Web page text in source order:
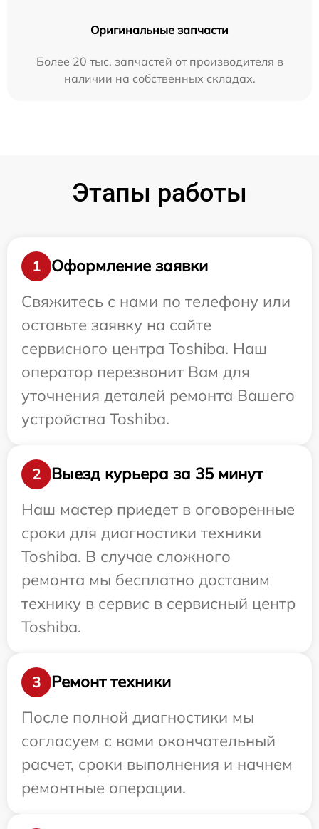
Оригинальные запчасти
Более 20 тыс. запчастей от производителя в
наличии на собственных складах.
Этапы работы
1
Оформление заявки
Свяжитесь с нами по телефону или
оставьте заявку на сайте
сервисного центра Toshiba. Наш
оператор перезвонит Вам для
уточнения деталей ремонта Вашего
устройства Toshiba.
2
Выезд курьера за 35 минут
Наш мастер приедет в оговоренные
сроки для диагностики техники
Toshiba. В случае сложного
ремонта мы бесплатно доставим
технику в сервис в сервисный центр
Toshiba.
3
Ремонт техники
После полной диагностики мы
согласуем с вами окончательный
расчет, сроки выполнения и начнем
ремонтные операции.